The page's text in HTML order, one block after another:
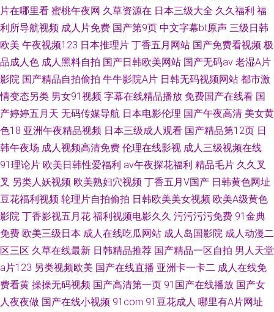
片在哪里看 蜜桃午夜网 久草资源在 日本三级大全 久久福利 福
利所导航视频 成人片免费 国产第9页 中文字幕bt原声 三级日韩
欧美 午夜视频123 日本推理片 丁香五月网站 国产免费看视频 极
品成人色 成人黑料自拍 国产日韩欧美网站 国产无码av 老湿A片
影院 国产精品自拍偷拍 牛牛影院A片 日韩无码视频网站 都市激
情变态另类 男女91视频 字幕在线精品播放 免费国产在线看 国
产婷婷五月天 无码传媒导航 日本电影伦理 国产午夜高清 美女黄
色18 亚洲午夜精品视频 日本三级成人观看 国产精品第12页 日
韩午夜场 成人视频高清免费 伦理在线影视 成人三级视频在线
91理论片 欧美日韩性爱福利 av午夜探花福利 精品毛片 久久叉
叉 另类人妖视频 欧美熟妇穴视频 丁香五月V国产 日韩黄色网址
豆花福利视频 轮理片自拍偷拍 日韩欧美美女视频 欧美A级黄色
影院 丁香影视五月花 福利视频电影久久 污污污污免费 91金典
免费 欧美三级日本 成人在线吃瓜网站 成人岛国影院 成人动漫二
区三区 久草在线最新 日韩精品推荐 国产精品一区自拍 男人天堂
a片123 另类视频欧美 国产在线直播 亚洲卡一卡二 成人在线免
费看黄 操操无码视频 国产高清第一页 91国产在线播放 国产女
人夜夜做 国产在线小视频 91com 91豆花成人 哪里有A片网址